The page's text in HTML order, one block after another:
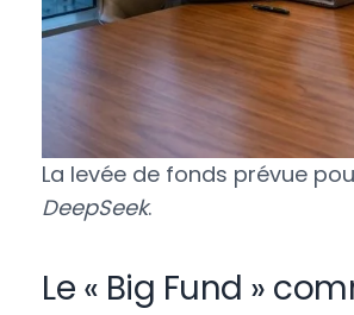
La levée de fonds prévue
DeepSeek.
Le « Big Fund »